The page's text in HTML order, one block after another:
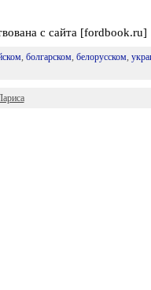
с сайта [fordbook.ru]
, болгарском, белорусском,